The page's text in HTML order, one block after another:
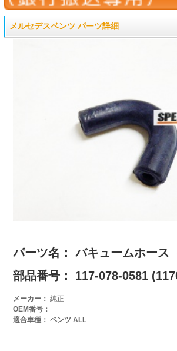
メルセデスベンツ パーツ詳細
パーツ名： バキュームホース
部品番号： 117-078-0581
メーカー： 純正
OEM番号：
適合車種： ベンツ ALL